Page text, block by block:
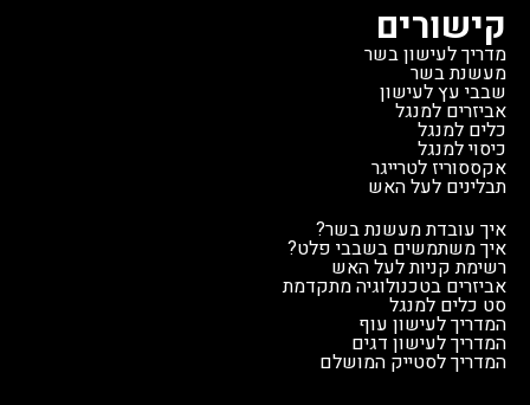
קישורים
מדריך לעישון בשר
מעשנת בשר
שבבי עץ לעישון
אביזרים למנגל
כלים למנגל
כיסוי למנגל
אקססוריז לטרייגר
תבלינים לעל האש
איך עובדת מעשנת בשר?
איך משתמשים בשבבי פלט?
רשימת קניות לעל האש
אביזרים בטכנולוגיה מתקדמת
סט כלים למנגל
המדריך לעישון עוף
המדריך לעישון דגים
המדריך לסטייק המושלם